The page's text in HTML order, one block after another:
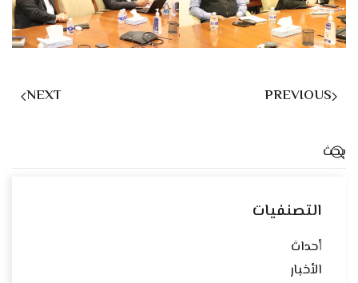
PREVIOUS
NEXT
التصنفيات
أحداث
الأخبار